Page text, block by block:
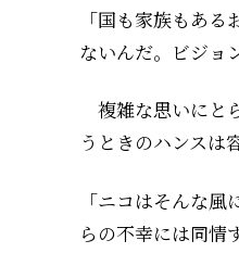
「国も家族もあ
ないんだ。ビジョ
複雑な思いにと
うときのハンスは
「ニコはそんな
らの不幸には同情